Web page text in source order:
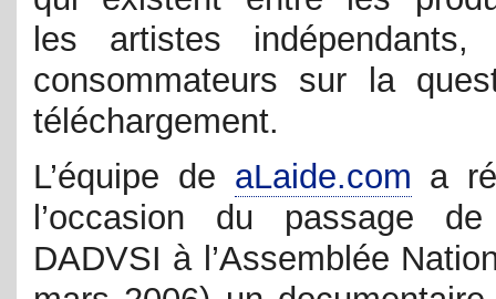
les artistes
consommateurs sur la
téléchargement.
L’équipe de aLaide.com a
l’occasion du passage
DADVSI à l’Assemblée